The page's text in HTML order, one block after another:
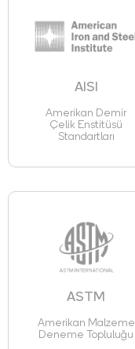
AISI
Amerikan Demir
Çelik Enstitüsü
Standartları
ASTM
Amerikan Malzeme
Deneme Topluluğu